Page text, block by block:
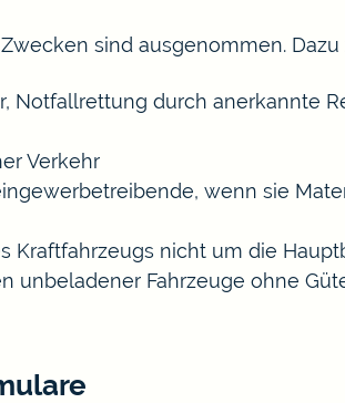
sind ausgenommen.
Notfallrettung durch anerkannte
Verkehr
wenn sie
Kraftfahrzeugs nicht um die
unbeladener Fahrzeuge ohne